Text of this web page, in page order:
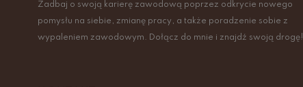
Zadbaj o swoją karierę zawodową poprzez odkrycie nowego
pomysłu na siebie, zmianę pracy, a także poradzenie sobie z
wypaleniem zawodowym. Dołącz do mnie i znajdź swoją drogę!